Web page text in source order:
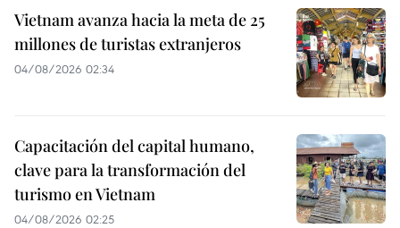
Vietnam avanza hacia la meta de 25
millones de turistas extranjeros
04/08/2026 02:34
Capacitación del capital humano,
clave para la transformación del
turismo en Vietnam
04/08/2026 02:25